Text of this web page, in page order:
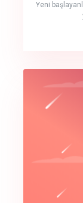
Yeni
Best Choice